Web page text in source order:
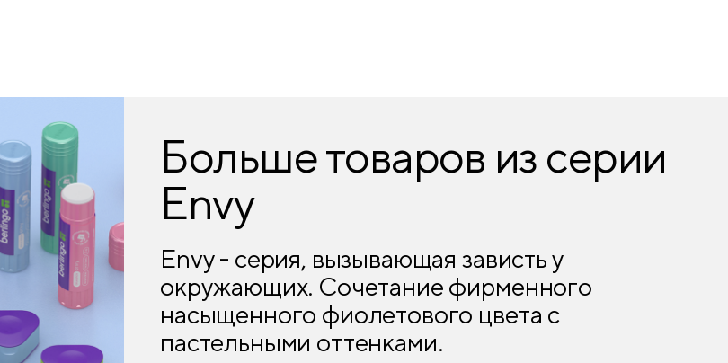
Больше товаров из серии
Envy
Envy - серия, вызывающая зависть у
окружающих. Сочетание фирменного
насыщенного фиолетового цвета с
пастельными оттенками.